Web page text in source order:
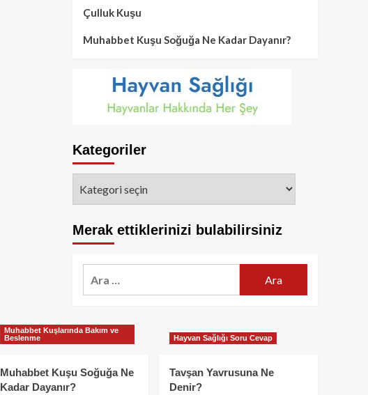
Çulluk Kuşu
Muhabbet Kuşu Soğuğa Ne Kadar Dayanır?
Kategoriler
Merak ettiklerinizi bulabilirsiniz
Muhabbet Kuşlarında Bakım ve
Beslenme
Muhabbet Kuşu Soğuğa Ne
Kadar Dayanır?
Hayvan Sağlığı Soru Cevap
Tavşan Yavrusuna Ne
Denir?